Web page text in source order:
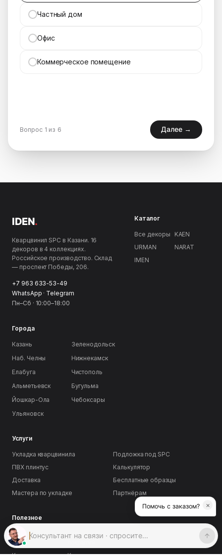
Частный дом
Офис
Коммерческое помещение
Вопрос 1 из 6 Далее →
IDEN.
Кварцвинил SPC в Казани. 16
декоров в 4 коллекциях.
Российское производство. Склад
— проспект Победы, 206.
+7 963 633-53-49
WhatsApp · Telegram
Пн–Сб · 10:00–18:00
Каталог
Все декоры
KAEN
URMAN
NARAT
IMEN
Города
Казань
Зеленодольск
Наб. Челны
Нижнекамск
Елабуга
Чистополь
Альметьевск
Бугульма
Йошкар-Ола
Чебоксары
Ульяновск
Услуги
Укладка кварцвинила
Подложка под SPC
ПВХ плинтус
Калькулятор
Доставка
Бесплатные образцы
Мастера по укладке
Партнёрам
Полезное
Блог
Виды напольных
Кварцвинил vs
Кварцвинил vs
Помочь с заказом? ×